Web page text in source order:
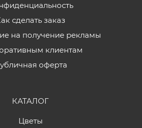
сделать заказ
на получение рекламы
клиентам
оферта
КАТАЛОГ
Цветы